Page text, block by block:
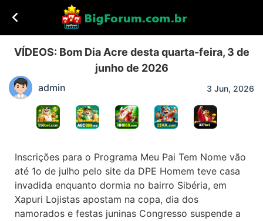
VÍDEOS: Bom Dia Acre desta quarta-feira, 3 de
junho de 2026
admin 3 Jun, 2026
Inscrições para o Programa Meu Pai Tem Nome vão
até 1o de julho pelo site da DPE Homem teve casa
invadida enquanto dormia no bairro Sibéria, em
Xapuri Lojistas apostam na copa, dia dos
namorados e festas juninas Congresso suspende a